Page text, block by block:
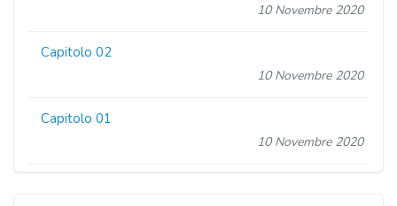
10 Novembre 2020
Capitolo 02
10 Novembre 2020
Capitolo 01
10 Novembre 2020